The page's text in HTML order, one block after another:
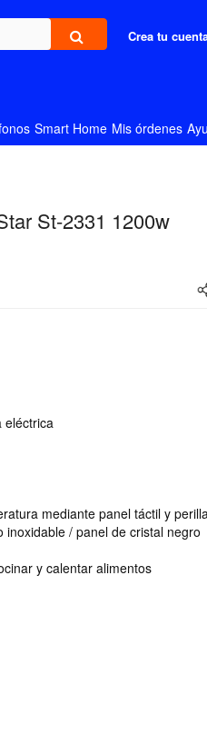
Crea tu
Smart Home Mis órdenes
St-2331 1200w
eléctrica
mediante panel táctil y
/ panel de cristal negro
y calentar alimentos